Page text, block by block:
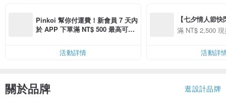
Pinkoi 幫你付運費！新會員 7 天內
於 APP 下單滿 NT$ 500 最高可折
活動詳情
【七夕情人節
用 APP 購買任
00 現折 NT$100
滿 NT$ 2,500
活動詳
關於品牌 逛設計品牌